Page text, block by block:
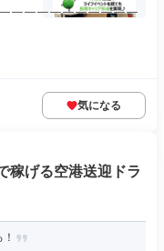
￣￣￣￣￣￣￣￣￣￣
気になる
稼げる空港送迎ドラ